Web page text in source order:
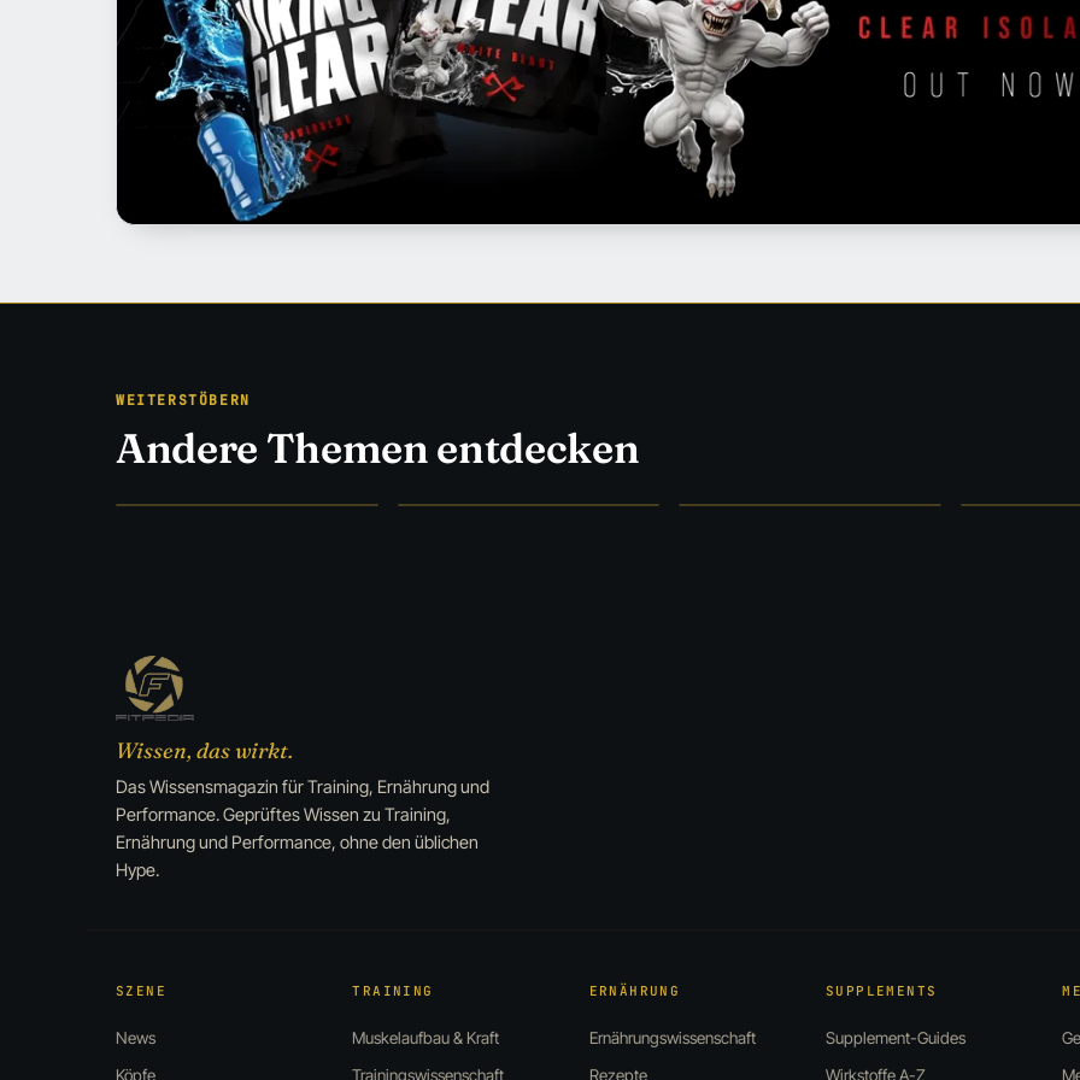
WEITERSTÖBERN
Andere Themen entdecken
EISEN & EVIDENZ STUDIEN STATT HYPE
Wissen, das wirkt.
Das Wissensmagazin für Training, Ernährung und
Performance. Geprüftes Wissen zu Training,
Ernährung und Performance, ohne den üblichen
Hype.
SZENE
News
Köpfe
TRAINING
Muskelaufbau & Kraft
Trainingswissenschaft
ERNÄHRUNG
Ernährungswissenschaft
Rezepte
SUPPLEMENTS
Supplement-Guides
Wirkstoffe A-Z